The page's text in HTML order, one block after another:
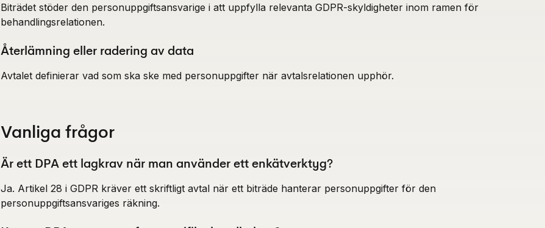
Biträdet stöder den personuppgiftsansvarige i att uppfylla relevanta GDPR-skyldigheter inom ramen för
behandlingsrelationen.
Återlämning eller radering av data
Avtalet definierar vad som ska ske med personuppgifter när avtalsrelationen upphör.
Vanliga frågor
Är ett DPA ett lagkrav när man använder ett enkätverktyg?
Ja. Artikel 28 i GDPR kräver ett skriftligt avtal när ett biträde hanterar personuppgifter för den
personuppgiftsansvariges räkning.